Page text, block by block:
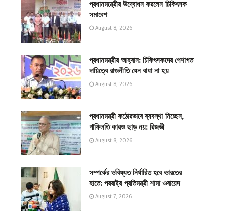
প্রধানমন্ত্রীের উদ্বোধন করলেন চিকিৎসক
সমাবেশ
August 8, 2026
প্রধানমন্ত্রীর আহ্বান: চিকিৎসকদের পেশাগত
দায়িত্বে রাজনীতি যেন বাধা না হয়
August 8, 2026
প্রধানমন্ত্রী কঠোরভাবে ব্যবস্থা নিচ্ছেন,
গাফিলতি কারও ছাড় নয়: রিজভী
August 8, 2026
সম্পর্কের ভবিষ্যত নির্ধারিত হবে ভারতের
হাতে: পররাষ্ট্র প্রতিমন্ত্রী শামা ওবায়েদ
August 7, 2026